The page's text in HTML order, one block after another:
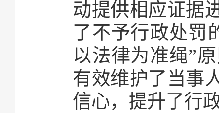
动提供相应证据
了不予行政处罚
以法律为准绳”
有效维护了当事
信心，提升了行